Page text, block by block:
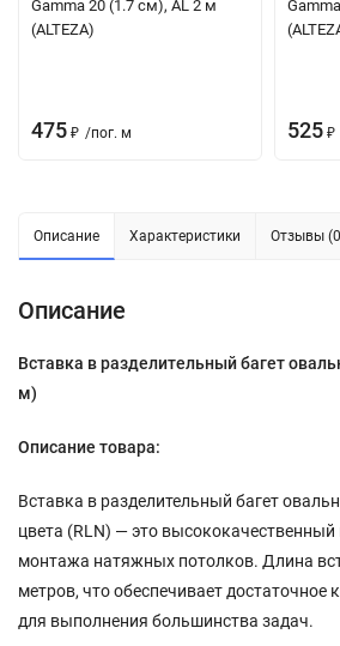
Gamma 20 (1.7 см), AL 2 м
(ALTEZA)
475 ₽ /пог. м 525 ₽
Описание Характеристики Отзывы
Описание
Вставка в разделительный багет
м)
Описание товара:
Вставка в разделительный багет
цвета (RLN) — это
монтажа натяжных потолков. Длина
метров, что обеспечивает достаточное
для выполнения большинства задач.